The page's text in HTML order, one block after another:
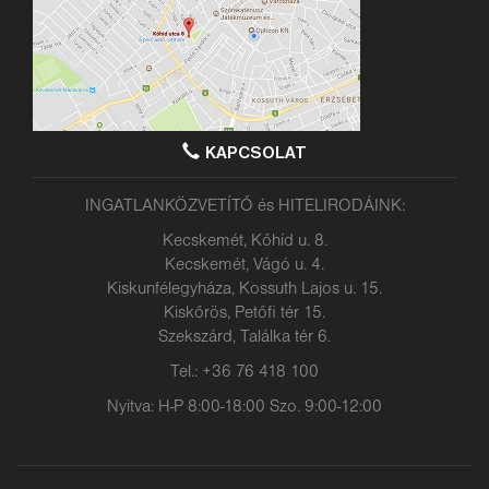
KAPCSOLAT
INGATLANKÖZVETÍTŐ és HITELIRODÁINK:
Kecskemét, Kőhíd u. 8.
Kecskemét, Vágó u. 4.
Kiskunfélegyháza, Kossuth Lajos u. 15.
Kiskőrös, Petőfi tér 15.
Szekszárd, Találka tér 6.
Tel.: +36 76 418 100
Nyitva: H-P 8:00-18:00 Szo. 9:00-12:00